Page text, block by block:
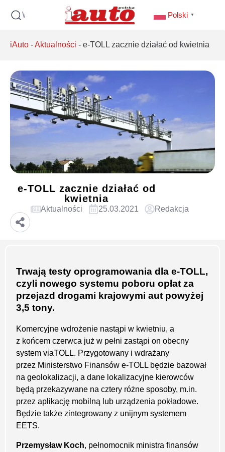
Wyszukaj Polski ▼
iAuto -Aktualności - e-TOLL zacznie działać od kwietnia
e-TOLL zacznie działać od
kwietnia
Aktualności 25.03.2021 Redakcja
Trwają testy oprogramowania dla e-TOLL,
czyli nowego systemu poboru opłat za
przejazd drogami krajowymi aut powyżej
3,5 tony.
Komercyjne wdrożenie nastąpi w kwietniu, a
z końcem czerwca już w pełni zastąpi on obecny
system viaTOLL. Przygotowany i wdrażany
przez Ministerstwo Finansów e-TOLL będzie bazował
na geolokalizacji, a dane lokalizacyjne kierowców
będą przekazywane na cztery różne sposoby, m.in.
przez aplikację mobilną lub urządzenia pokładowe.
Będzie także zintegrowany z unijnym systemem
EETS.
Przemysław Koch, pełnomocnik ministra finansów